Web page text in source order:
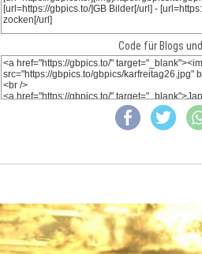
Code für Blogs und